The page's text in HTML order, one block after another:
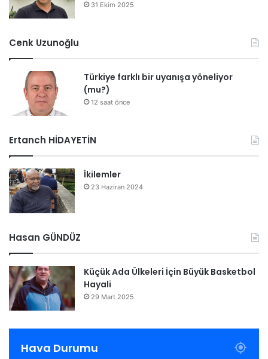
31 Ekim 2025
Cenk Uzunoğlu
Türkiye farklı bir uyanışa yöneliyor
(mu?)
12 saat önce
Ertanch HİDAYETİN
İkilemler
23 Haziran 2024
Hasan GÜNDÜZ
Küçük Ada Ülkeleri İçin Büyük Basketbol
Hayali
29 Mart 2025
Hava Durumu